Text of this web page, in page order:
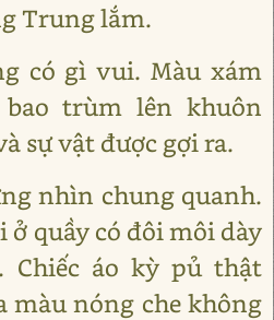
Trung lắm.
có gì vui. Màu xám
trùm lên khuôn
sự vật được gợi ra.
nhìn chung quanh.
ở quầy có đôi môi dày
Chiếc áo kỳ pủ thật
màu nóng che không